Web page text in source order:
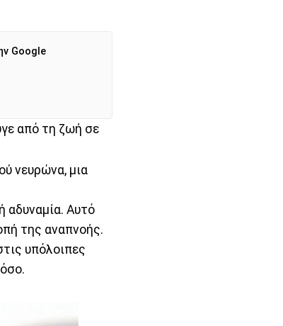
Google
από τη ζωή σε
νευρώνα, μια
αδυναμία. Αυτό
της αναπνοής.
υπόλοιπες